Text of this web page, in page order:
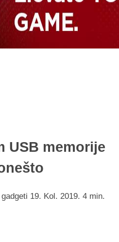
USB memorije
19. Kol. 2019. 4 min.